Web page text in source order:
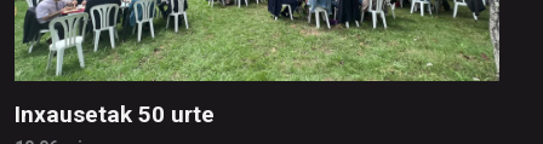
Inxausetak 50 urte